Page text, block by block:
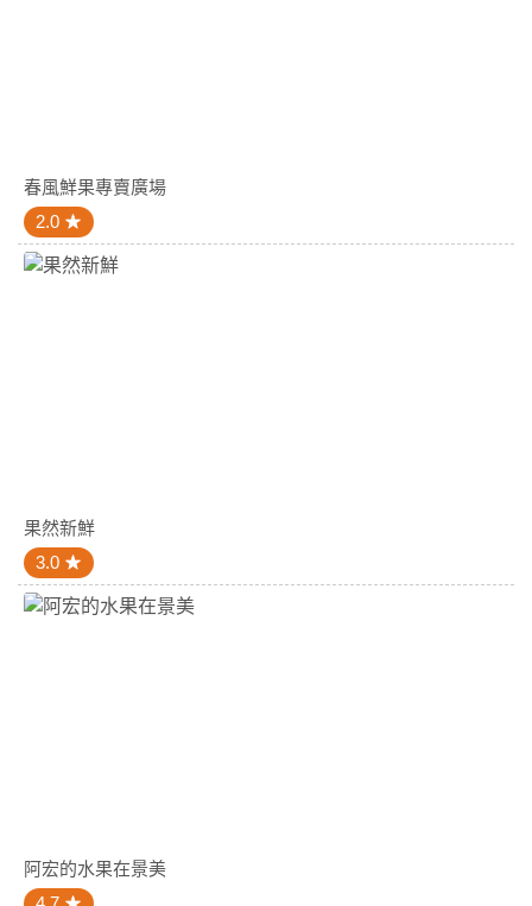
春風鮮果專賣廣場
2.0
果然新鮮
3.0
阿宏的水果在景美